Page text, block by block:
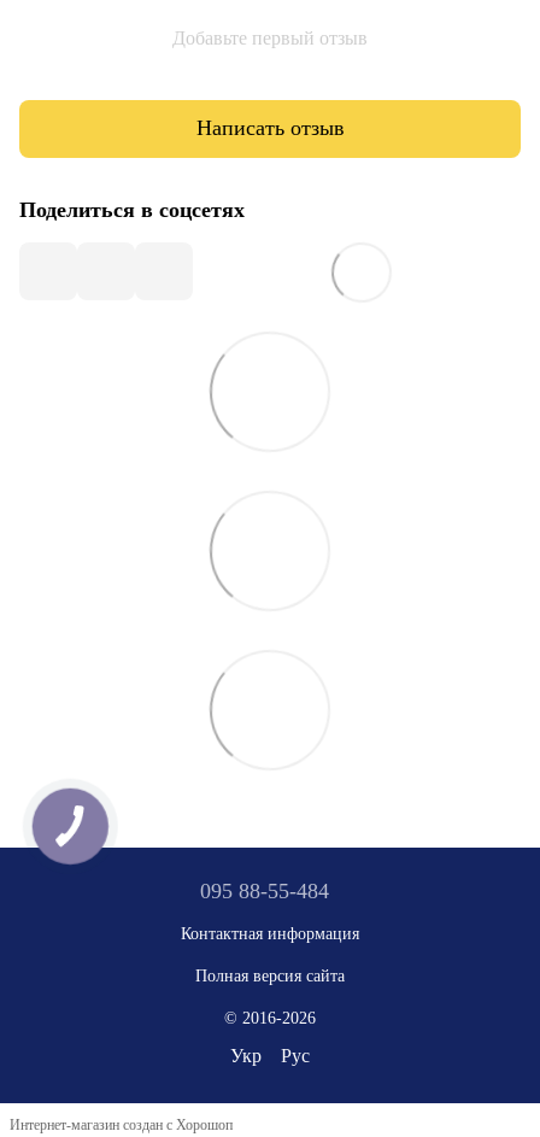
Добавьте первый отзыв
Написать отзыв
Поделиться в соцсетях
095 88-55-484
Контактная информация
Полная версия сайта
© 2016-2026
Укр Рус
Интернет-магазин создан с Хорошоп